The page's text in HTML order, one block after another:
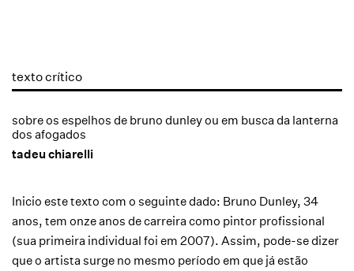
texto crítico
sobre os espelhos de bruno dunley ou em busca da lanterna
dos afogados
tadeu chiarelli
Inicio este texto com o seguinte dado: Bruno Dunley, 34
anos, tem onze anos de carreira como pintor profissional
(sua primeira individual foi em 2007). Assim, pode-se dizer
que o artista surge no mesmo período em que já estão